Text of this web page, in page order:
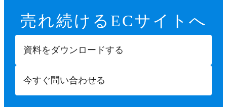
売れ続ける ECサイトへ
資料をダウンロードする
今すぐ問い合わせる